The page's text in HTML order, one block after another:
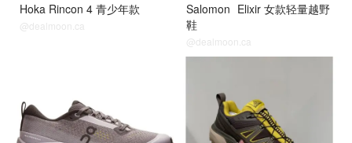
Hoka Rincon 4 青少年款
@dealmoon.ca
Salomon Elixir 女款轻量越野
鞋
@dealmoon.ca